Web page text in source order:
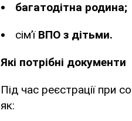
багатодітна родина;
сімʼїВПО з дітьми.
Які потрібні документи
Під час реєстрації при
як: